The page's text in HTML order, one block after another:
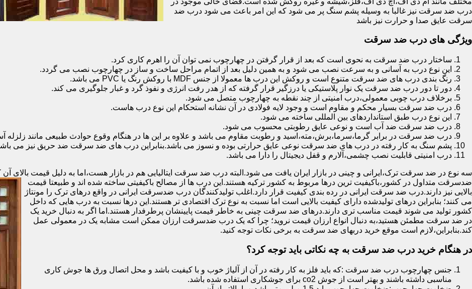
درب ضد سرقت نیز غالبا به وسیله پشم سنگ پر می شود که این امر باعث می شود درب ضد
سرقت عایق صدا و حرارت نیز باشد
ویژگی های درب ضد سرقت
ساختار درب ضد سرقت به نحوی است که بعد از قرار گرفتن در چهارچوب نمی توان آن را اهرم کاری کرد.
این نوع درب به آسانی و به سرعت نصب می شود و به همین دلیل بعد از اتمام مراحل ساخت و ساز در چهارچوب نصب می گردد.
رنگ بندی درب های ضد سرقت متنوع است و روکش این درب ها معمولا از جنس MDF با روکش رنگ یا PVC می باشد.
دور تا دور درب ضد سرقت یک نوار پلاستیکی یا درزگیر قرار گرفته که از هدر رفت انرژی و نفوذ گرد و غبار جلوگیری می کند.
برخلاف درب چوبی معمولی،درب امنیتی از چند نقطه به چهارچوب متصل می شود.
درب ضد سرقت بسیار محکم و مقاوم است و وجود لایه فولادی در آن نشانه استحکام این نوع درب هاست.
این نوع درب طبق استانداردهای بین المللی ساخته می شود.
درب ضد سرقت ضد آب است و نوعی عایق رطوبتی محسوب می شود.
درب ضد سرقت در برابر گرما،سرما،برش،مته،اسید و رطوبت مقاوم می باشد و علاوه بر این ها در هنگام وقوع حوادث طبیعی مانند زلزله
پشم سنگ به کار رفته در درب های ضد سرقت نوعی عایق حرارتی بوده و نسوز می باشد.بنابراین درب های ضد سرقت ضد حریق نیز می
درب امنیتی قابلیت نصب چشمی،آلارم و قفل دیجیتال را دارا می باشد.
سه نوع در ضد سرقت ترک،ایرانی و چینی در بازار ایران یافت می شود.البته درب ضد سرقت ایتالیایی هم در بازار هست،اما به دلیل قیمت بالای آن
ضدسرقت متداول در کشور،باکیفیت ترین درها مربوط به کشور ترکیه هستند.این درب ها از مصالح باکیفیتی ساخته شده اند و طبیعتا قیمت
بالایی نیز دارند.درب ضد سرقت ایرانی در رده بندی کیفیت قرار دارد.اغلب تولیدکنندگان درب ضدسرقت ایرانی در واقع درهای ترک را مونتاژ
می کنند؛ بنابراین درهای تولیدشده دارای کیفیت بالایی است اما نسبت به نوع ترک اقتصادی تر هستند.این درها نسبت به درب هایی که داخل
کشور تولید می شوند قیمت مناسب تری دارند.درهای ضد سرقت چینی به خاطر قیمت پایینشان پرطرفدار هستند.اما اگر به دنبال خرید یک
در ضد سرقت مطمئن هستید،به دنبال انواع ارزان قیمت نروید؛ چرا که یک درب ضدسرقت ارزان ممکن است مشابه یک در معمولی عمل
کند.بنابراین،لازم است موقع خرید دربهای ضد سرقت به برخی نکات توجه کنید.
در هنگام خرید درب ضد سرقت به چه نکاتی باید توجه کرد؟
جنس چهارچوب درب ضد سرقت :که باید فلز به کار رفته در آن از آلیاژ خوب و با کیفیت باشد و محل اتصال ورق ها جوش کاری
مناسبی داشته باشند و بهتر است از جوش co2 برای جوشکاری استفاده شده باشد.